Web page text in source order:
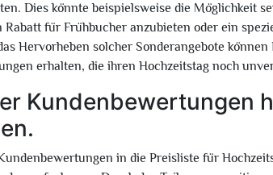
Dies könnte beispielsweise die Möglichkeit
für Frühbucher anzubieten oder ein
Hervorheben solcher Sonderangebote
erhalten, die ihren Hochzeitstag noch
Kundenbewertungen
in die Preisliste für